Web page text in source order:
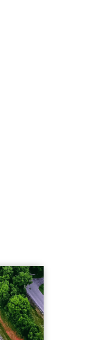
Studien
haben
gezeigt
...
30 000 Leser
sich nicht irren.